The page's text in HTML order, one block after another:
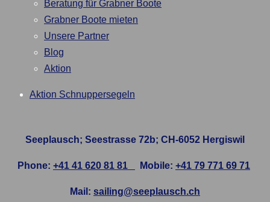
Beratung für Grabner Boote
Grabner Boote mieten
Unsere Partner
Blog
Aktion
Aktion Schnuppersegeln
Seeplausch; Seestrasse 72b; CH-6052 Hergiswil
Phone: +41 41 620 81 81 Mobile: +41 79 771 69 71
Mail: sailing@seeplausch.ch